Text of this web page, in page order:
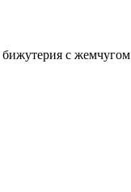
с жемчугом